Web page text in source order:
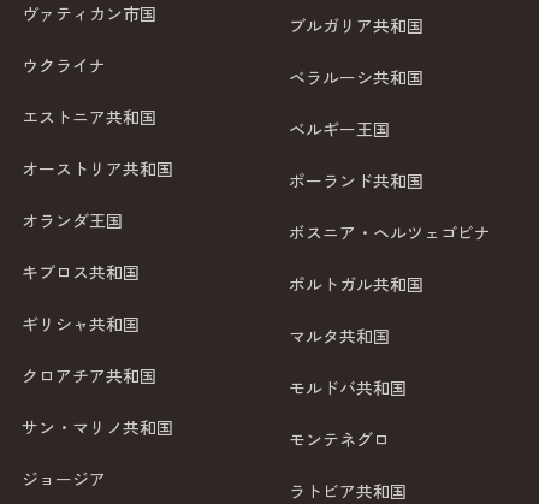
ヴァティカン市国
ウクライナ
エストニア共和国
オーストリア共和国
オランダ王国
キプロス共和国
ギリシャ共和国
クロアチア共和国
サン・マリノ共和国
ジョージア
ブルガリア共和国
ベラルーシ共和国
ベルギー王国
ポーランド共和国
ボスニア・ヘルツェゴビナ
ポルトガル共和国
マルタ共和国
モルドバ共和国
モンテネグロ
ラトビア共和国